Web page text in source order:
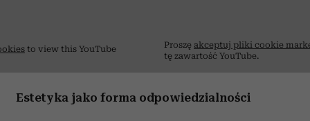
to view this YouTube Proszę akceptuj pliki cookie
tę zawartość YouTube.
Estetyka jako forma odpowiedzialności